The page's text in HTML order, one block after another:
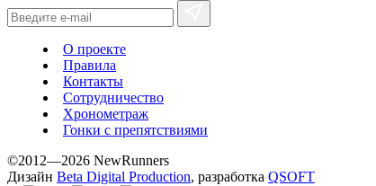
О проекте
Правила
Контакты
Сотрудничество
Хронометраж
Гонки с препятствиями
©2012—2026 NewRunners
Дизайн Beta Digital Production, разработка QSOFT